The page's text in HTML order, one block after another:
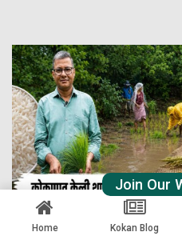
Home Kokan Blog
Join Our